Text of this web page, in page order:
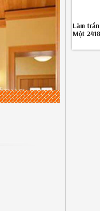
Làm
Một